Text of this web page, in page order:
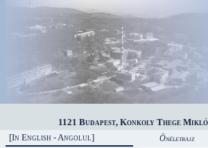
1121 Budapest, Konkoly Thege
[In English - Angolul]
Önéletrajz